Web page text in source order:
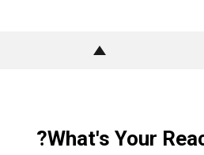
What's Your